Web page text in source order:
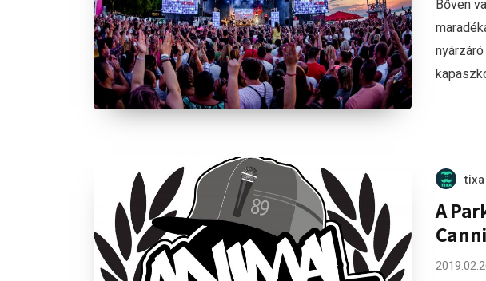
Bőven
tixa
A